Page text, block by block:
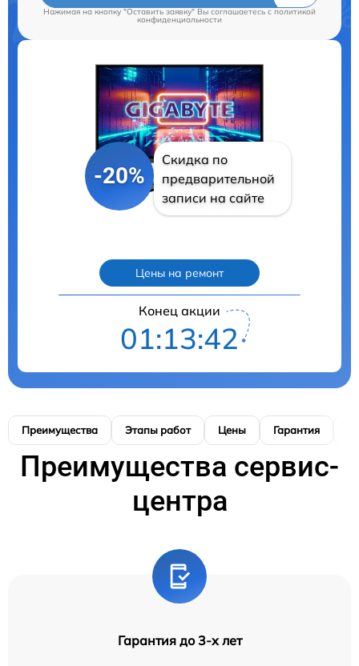
Нажимая на кнопку "Оставить заявку" Вы соглашаетесь cполитикой
конфиденциальности
-20%
Скидка по
предварительной
записи на сайте
Цены на ремонт
Конец акции
01:13:41
Преимущества Этапы работ Цены Гарантия
Преимущества сервис-
центра
Гарантия до 3-х лет